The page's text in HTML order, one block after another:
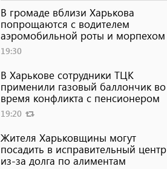
В громаде вблизи Харькова
попрощаются с водителем
аэромобильной роты и морпехом
19:30
В Харькове сотрудники ТЦК
применили газовый баллончик во
время конфликта с пенсионером
19:20
Жителя Харьковщины могут
посадить в исправительный центр
из-за долга по алиментам